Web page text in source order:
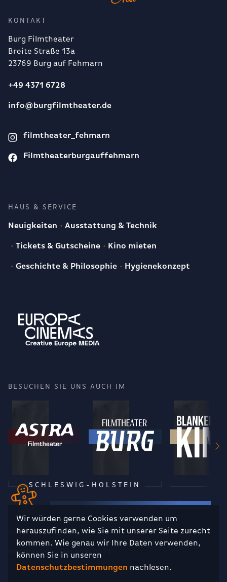
Wir würden gerne Cookies verwenden um
herauszufinden, wie Sie mit unserer Seite zurecht
kommen. Wie genau wir Ihre Daten verwenden,
können Sie in unseren
Datenschutzbestimmungen nachlesen.
KONTAKT
Burg Filmtheater
Breite Straße 13a
23769 Burg auf Fehmarn
+49 4371 6728
info@burgfilmtheater.de
filmtheater_fehmarn
Filmtheaterburgauffehmarn
HAUS & SERVICE
Neuigkeiten Ausstattung & Technik
Tickets & Gutscheine Kino mieten
Geschichte & Philosophie Hygienekonzept
BESUCHEN SIE UNS AUCH IM
SCHLESWIG-HOLSTEIN
RECHTLICHES
Impressum Datenschutz